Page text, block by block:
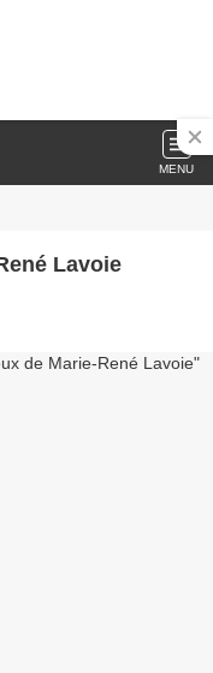
MENU
Lavoie